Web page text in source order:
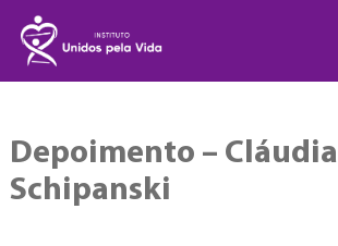
Depoimento – Cláudia
Schipanski